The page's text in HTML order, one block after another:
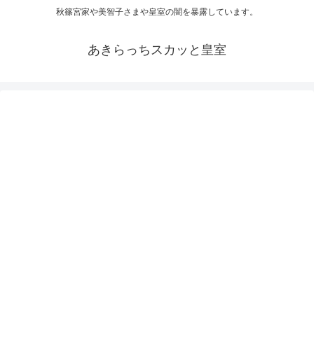
秋篠宮家や美智子さまや皇室の闇を暴露しています。
あきらっちスカッと皇室